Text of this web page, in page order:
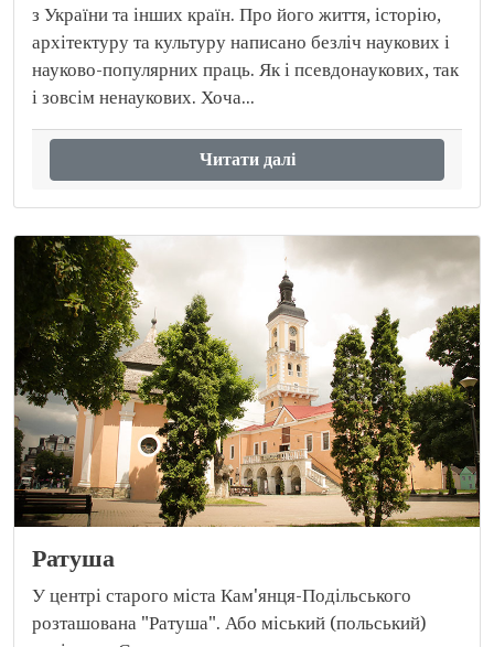
з України та інших країн. Про його життя, історію,
архітектуру та культуру написано безліч наукових і
науково-популярних праць. Як і псевдонаукових, так
і зовсім ненаукових. Хоча...
Читати далі
Ратуша
У центрі старого міста Кам'янця-Подільського
розташована "Ратуша". Або міський (польський)